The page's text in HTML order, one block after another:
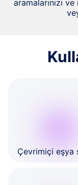
aramalarınızı
Çevrimiçi eşya